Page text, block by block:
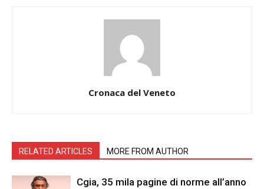
Cronaca del Veneto
RELATED ARTICLES MORE FROM AUTHOR
Cgia, 35 mila pagine di norme all’anno